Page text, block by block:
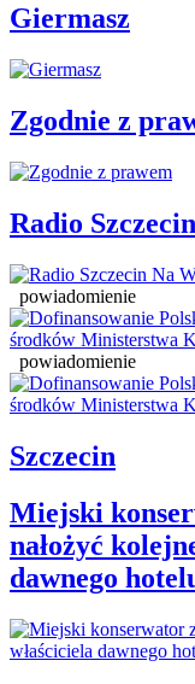
Giermasz
Zgodnie z
Radio
powiadomienie
powiadomienie
Szczecin
Miejski
nałożyć
dawnego